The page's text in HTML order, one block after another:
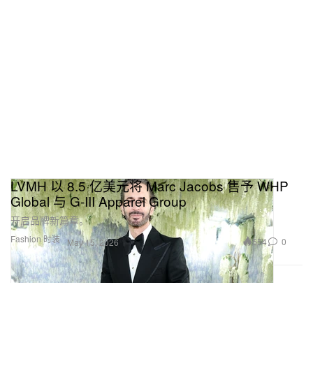
Fashion 时装
LVMH 以 8.5 亿美元将 Marc Jacobs 售予 WHP
Global 与 G-III Apparel Group
开启品牌新篇章。
May 15, 2026 554 0